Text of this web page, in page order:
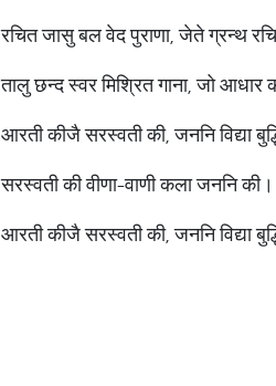
रचित जासु बल वेद पुराणा, जेते ग्रन्थ
तालु छन्द स्वर मिश्रित गाना, जो आधार
आरती कीजै सरस्वती की, जननि विद्या
सरस्वती की वीणा-वाणी कला जननि की।
आरती कीजै सरस्वती की, जननि विद्या